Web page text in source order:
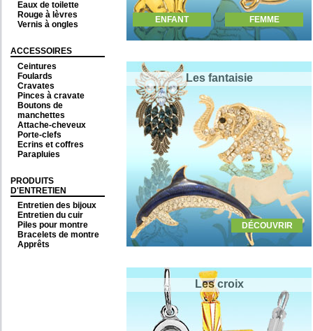
Eaux de toilette
Rouge à lèvres
Vernis à ongles
ACCESSOIRES
Ceintures
Foulards
Cravates
Pinces à cravate
Boutons de
manchettes
Attache-cheveux
Porte-clefs
Ecrins et coffres
Parapluies
PRODUITS
D'ENTRETIEN
Entretien des bijoux
Entretien du cuir
Piles pour montre
Bracelets de montre
Apprêts
ENFANT FEMME
Les fantaisie
DÉCOUVRIR
Les croix